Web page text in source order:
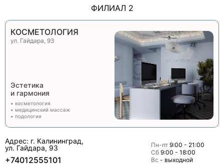
ФИЛИАЛ 2
КОСМЕТОЛОГИЯ
ул. Гайдара, 93
Эстетика
и гармония
• косметология
• медицинский массаж
• подология
Адрес: г. Калининград,
ул. Гайдара, 93
+74012555101
Пн-пт 9:00 - 21:00
Сб 9:00 - 18:00
Вс - выходной